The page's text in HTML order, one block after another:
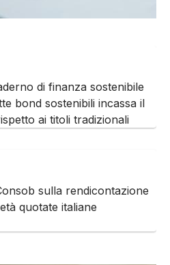
di finanza sostenibile
bond sostenibili incassa il
ai titoli tradizionali
sulla rendicontazione
quotate italiane